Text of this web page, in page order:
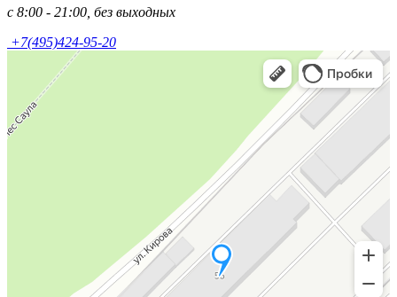
с 8:00 - 21:00, без выходных
+7(495)424-95-20